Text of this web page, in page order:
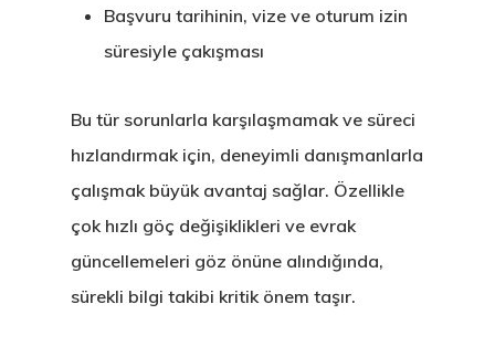
Başvuru tarihinin, vize ve oturum izin
süresiyle çakışması
Bu tür sorunlarla karşılaşmamak ve süreci
hızlandırmak için, deneyimli danışmanlarla
çalışmak büyük avantaj sağlar. Özellikle
çok hızlı göç değişiklikleri ve evrak
güncellemeleri göz önüne alındığında,
sürekli bilgi takibi kritik önem taşır.
İletişim
İngiltere
& Start-Up
Letonya